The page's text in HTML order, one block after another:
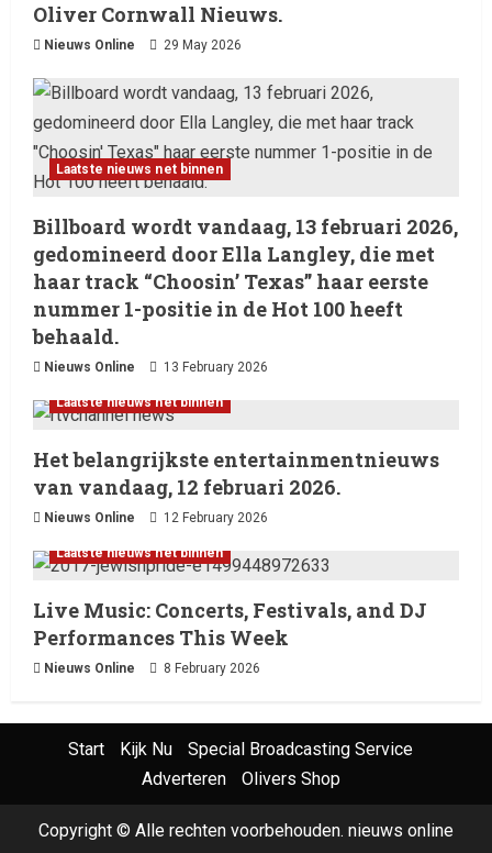
Oliver Cornwall Nieuws.
Nieuws Online 29 May 2026
Laatste nieuws net binnen
Billboard wordt vandaag, 13 februari 2026,
gedomineerd door Ella Langley, die met
haar track “Choosin’ Texas” haar eerste
nummer 1-positie in de Hot 100 heeft
behaald.
Nieuws Online 13 February 2026
Laatste nieuws net binnen
Het belangrijkste entertainmentnieuws
van vandaag, 12 februari 2026.
Nieuws Online 12 February 2026
Laatste nieuws net binnen
Live Music: Concerts, Festivals, and DJ
Performances This Week
Nieuws Online 8 February 2026
Start Kijk Nu
Special Broadcasting Service
Adverteren
Olivers Shop
Copyright © Alle rechten voorbehouden. nieuws online